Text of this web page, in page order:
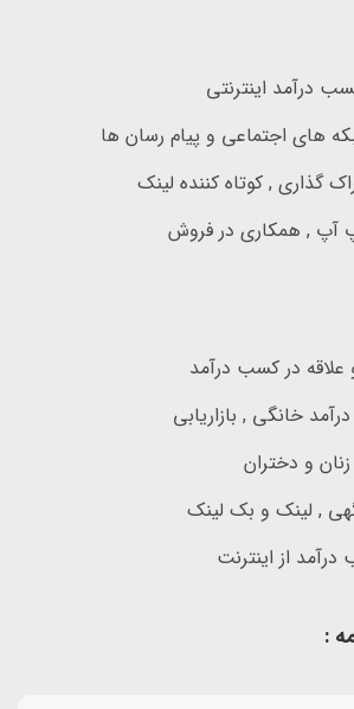
درآمد اینترنتی
های اجتماعی و پیام رسان ها
گذاری , کوتاه کننده لینک
آپ , همکاری در فروش
علاقه در کسب درآمد
خانگی , بازاریابی
و دختران
, لینک و بک لینک
از اینترنت
: